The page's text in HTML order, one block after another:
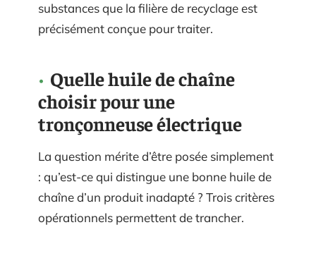
substances que la filière de recyclage est
précisément conçue pour traiter.
Quelle huile de chaîne
choisir pour une
tronçonneuse électrique
La question mérite d’être posée simplement
: qu’est-ce qui distingue une bonne huile de
chaîne d’un produit inadapté ? Trois critères
opérationnels permettent de trancher.